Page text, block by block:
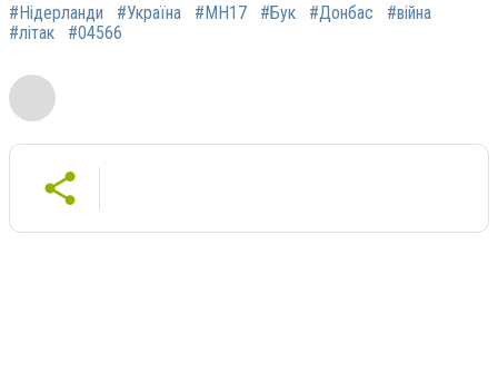
#Нідерланди
#Україна #МН17 #Бук #Донбас
#війна
#літак
#04566